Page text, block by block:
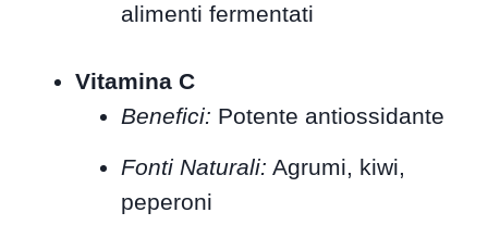
alimenti fermentati
Vitamina C
Benefici: Potente antiossidante
Fonti Naturali: Agrumi, kiwi,
peperoni